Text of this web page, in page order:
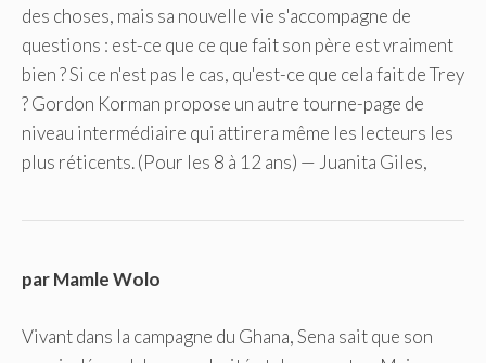
des choses, mais sa nouvelle vie s'accompagne de
questions : est-ce que ce que fait son père est vraiment
bien ? Si ce n'est pas le cas, qu'est-ce que cela fait de Trey
? Gordon Korman propose un autre tourne-page de
niveau intermédiaire qui attirera même les lecteurs les
plus réticents. (Pour les 8 à 12 ans) — Juanita Giles,
par Mamle Wolo
Vivant dans la campagne du Ghana, Sena sait que son